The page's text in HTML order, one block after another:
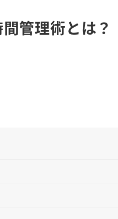
管理術とは？